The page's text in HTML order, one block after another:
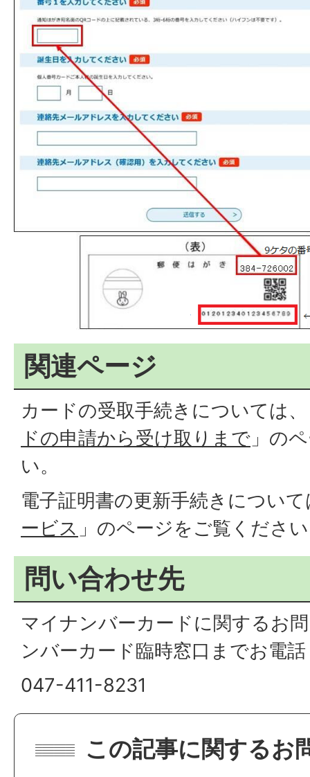
関連ページ
カードの受取手続きについては
ドの申請から受け取りまで 」の
い。
電子証明書の更新手続きについ
ービス 」のページをご覧くださ
問い合わせ先
マイナンバーカードに関するお
ンバーカード臨時窓口までお電
047-411-8231
この記事に関するお